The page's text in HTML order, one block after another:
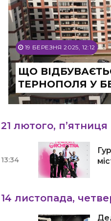
19 БЕРЕЗНЯ 2025, 12:12
ЩО
ТЕРНОПОЛЯ У
21 лютого, п’ятниця
13:34
14 листопада,